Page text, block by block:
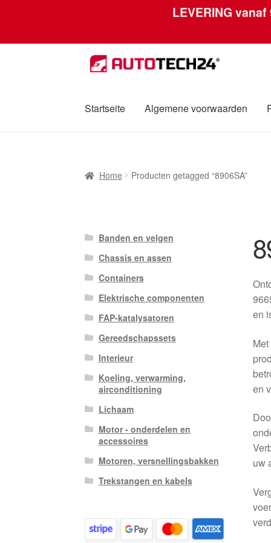
LEVERING vanaf
Ga
door
navigatie
Ga
naar
inhoud
Startseite Algemene voorwaarden
Over ons PrivacybeleidWereldwijde
Home Producten getagged “8906SA”
en
en
uw
Banden en velgen
Chassis en assen
Containers
Elektrische componenten
FAP-katalysatoren
Gereedschapssets
Interieur
Koeling, verwarming,
airconditioning
Lichaam
Motor - onderdelen en
accessoires
Motoren, versnellingsbakken
Trekstangen en kabels